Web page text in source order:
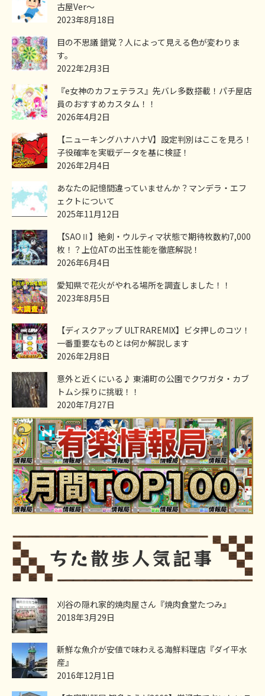
古屋Ver～
2023年8月18日
目の不思議 錯覚？人によって見える色が変わりま
す。
2022年2月3日
『e女神のカフェテラス』先バレ多数搭載！パチ屋店
員のおすすめカスタム！！
2026年4月2日
【ニューキングハナハナV】設定判別はここを見ろ！
子役確率を実戦データを基に検証！
2026年2月4日
あなたの記憶間違っていませんか？マンデラ・エフ
ェクトについて
2025年11月12日
【SAOⅡ】絶剣・ウルティマ状態で期待枚数約7,000
枚！？上位ATの出玉性能を徹底解説！
2026年6月4日
愛知県で花火がやれる場所を調査しました！！
2023年8月5日
【ディスクアップ ULTRAREMIX】ビタ押しのコツ！
一番重要なものとは何か解説します
2026年2月8日
意外と近くにいる♪ 東浦町の公園でクワガタ・カブ
トムシ採りに挑戦！！
2020年7月27日
刈谷の隠れ家的焼肉屋さん『焼肉食堂たつみ』
2018年3月29日
新鮮な魚介が安値で味わえる海鮮料理店『ダイ平水
産』
2016年12月1日